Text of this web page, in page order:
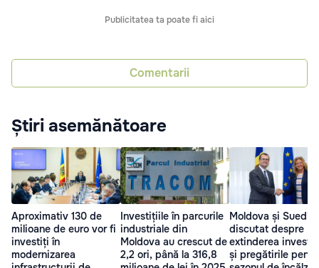
Publicitatea ta poate fi aici
Comentarii
Știri asemănătoare
Aproximativ 130 de
milioane de euro vor fi
investiți în
modernizarea
Investițiile în parcurile
industriale din
Moldova au crescut de
2,2 ori, până la 316,8
Moldova și Suedia
discutat despre
extinderea
și pregătirile